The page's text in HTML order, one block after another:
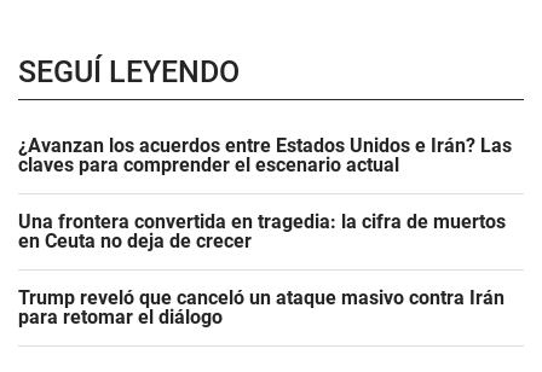
SEGUÍ LEYENDO
¿Avanzan los acuerdos entre Estados Unidos e Irán? Las
claves para comprender el escenario actual
Una frontera convertida en tragedia: la cifra de muertos
en Ceuta no deja de crecer
Trump reveló que canceló un ataque masivo contra Irán
para retomar el diálogo